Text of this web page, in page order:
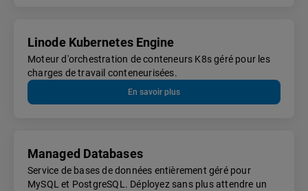
Linode Kubernetes Engine
Moteur d'orchestration de conteneurs K8s géré pour les
charges de travail conteneurisées.
En savoir plus
Managed Databases
Service de bases de données entièrement géré pour
MySQL et PostgreSQL. Déployez sans plus attendre un